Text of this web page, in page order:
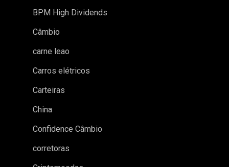
BPM High Dividends
Câmbio
carne leao
Carros elétricos
Carteiras
China
Confidence Câmbio
corretoras